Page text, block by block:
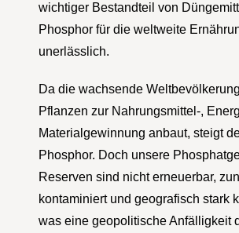
wichtiger Bestandteil von
Phosphor für die weltweite
unerlässlich.
Da die wachsende
Pflanzen zur Nahrungsmittel-,
Materialgewinnung anbaut, steigt
Phosphor. Doch unsere
Reserven sind nicht erneuerbar,
kontaminiert und geografisch stark
was eine geopolitische Anfälligkeit